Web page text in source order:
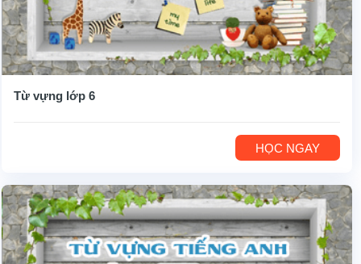
Từ vựng lớp 6
HỌC NGAY